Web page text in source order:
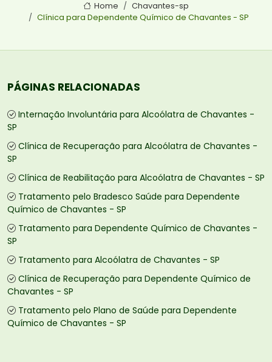
Home
Chavantes-sp
Clínica para Dependente Químico de Chavantes - SP
PÁGINAS RELACIONADAS
Internação Involuntária para Alcoólatra de Chavantes -
SP
Clínica de Recuperação para Alcoólatra de Chavantes -
SP
Clínica de Reabilitação para Alcoólatra de Chavantes - SP
Tratamento pelo Bradesco Saúde para Dependente
Químico de Chavantes - SP
Tratamento para Dependente Químico de Chavantes -
SP
Tratamento para Alcoólatra de Chavantes - SP
Clínica de Recuperação para Dependente Químico de
Chavantes - SP
Tratamento pelo Plano de Saúde para Dependente
Químico de Chavantes - SP